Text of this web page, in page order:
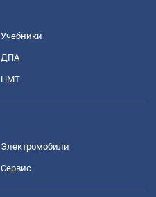
Учебники
ДПА
НМТ
Электромобили
Сервис